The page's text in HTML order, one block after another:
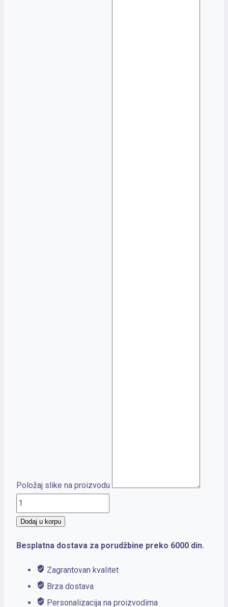
Položaj slike na proizvodu
HOST
količina
Dodaj u korpu
Besplatna dostava za porudžbine preko 6000 din.
Zagrantovan kvalitet
Brza dostava
Personalizacija na proizvodima